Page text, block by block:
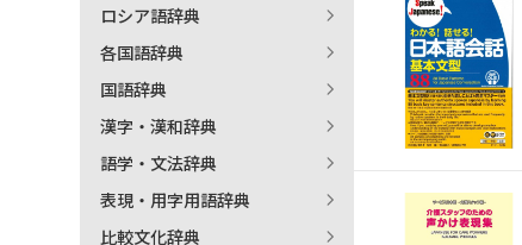
ロシア語辞典
各国語辞典
国語辞典
漢字・漢和辞典
語学・文法辞典
表現・用字用語辞典
比較文化辞典